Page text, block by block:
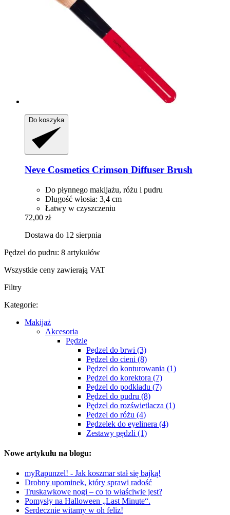
Do koszyka
Neve Cosmetics Crimson Diffuser Brush
Do płynnego makijażu, różu i pudru
Długość włosia: 3,4 cm
Łatwy w czyszczeniu
72,00 zł
Dostawa do 12 sierpnia
Pędzel do pudru: 8 artykułów
Wszystkie ceny zawierają VAT
Filtry
Kategorie:
Makijaż
Akcesoria
Pędzle
Pędzel do brwi (3)
Pędzel do cieni (8)
Pędzel do konturowania (1)
Pędzel do korektora (7)
Pędzel do podkładu (7)
Pędzel do pudru (8)
Pędzel do rozświetlacza (1)
Pędzel do różu (4)
Pędzelek do eyelinera (4)
Zestawy pędzli (1)
Nowe artykułu na blogu:
myRapunzel! - Jak koszmar stał się bajką!
Drobny upominek, który sprawi radość
Truskawkowe nogi – co to właściwie jest?
Pomysły na Halloween „Last Minute“.
Serdecznie witamy w oh feliz!